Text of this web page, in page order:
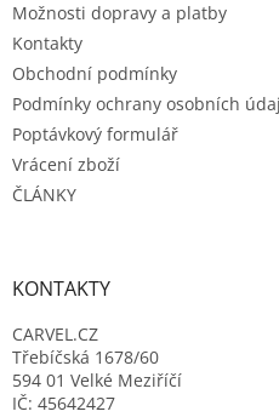
Možnosti dopravy a platby
Kontakty
Obchodní podmínky
Podmínky ochrany osobních
Poptávkový formulář
Vrácení zboží
ČLÁNKY
KONTAKTY
CARVEL.CZ
Třebíčská 1678/60
594 01 Velké Meziříčí
IČ: 45642427